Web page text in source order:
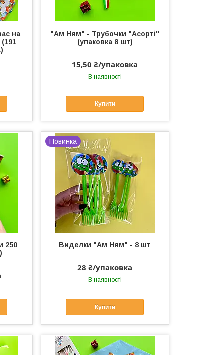
на
"Ам Ням" - Трубочки "Асорті"
(упаковка 8 шт)
15,50 ₴/упаковка
В наявності
Купити
250
Новинка
Виделки "Ам Ням" - 8 шт
28 ₴/упаковка
В наявності
Купити